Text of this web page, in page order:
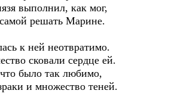
выполнил, как мог,
решать Марине.
к ней неотвратимо.
сковали сердце ей.
было так любимо,
и множество теней.